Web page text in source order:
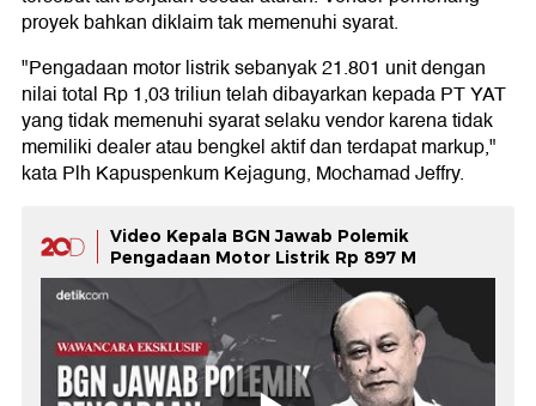
proyek bahkan diklaim tak memenuhi syarat.
"Pengadaan motor listrik sebanyak 21.801 unit dengan
nilai total Rp 1,03 triliun telah dibayarkan kepada PT YAT
yang tidak memenuhi syarat selaku vendor karena tidak
memiliki dealer atau bengkel aktif dan terdapat markup,"
kata Plh Kapuspenkum Kejagung, Mochamad Jeffry.
Video Kepala BGN Jawab Polemik
Pengadaan Motor Listrik Rp 897 M